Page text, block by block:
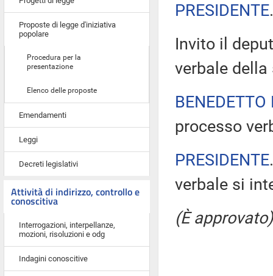
Proposte di legge d'iniziativa
popolare
Procedura per la
presentazione
Elenco delle proposte
Emendamenti
Leggi
Decreti legislativi
Attività di indirizzo, controllo e
conoscitiva
Interrogazioni, interpellanze,
mozioni, risoluzioni e odg
Indagini conoscitive
PRESIDENTE
Invito il
verbale della
processo
PRESIDENTE
verbale si
(È approvato)